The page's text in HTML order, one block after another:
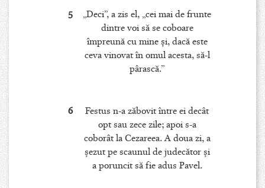
5
„Deci”, a zis el, „cei mai de frunte
dintre voi să se coboare
împreună cu mine şi, dacă este
ceva vinovat în omul acesta, să-l
pârască.”
6
Festus n-a zăbovit între ei decât
opt sau zece zile; apoi s-a
coborât la Cezareea. A doua zi, a
şezut pe scaunul de judecător şi
a poruncit să fie adus Pavel.